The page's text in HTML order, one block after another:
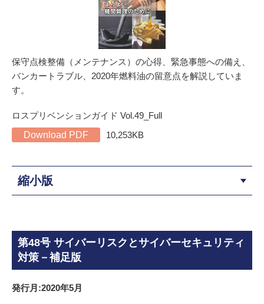
保守点検整備（メンテナンス）の心得、緊急事態への備え、
バンカートラブル、2020年燃料油の留意点を解説していま
す。
ロスプリベンションガイド Vol.49_Full
Download PDF
10,253KB
縮小版
第48号 サイバーリスクとサイバーセキュリティ
対策－補足版
発行月:2020年5月